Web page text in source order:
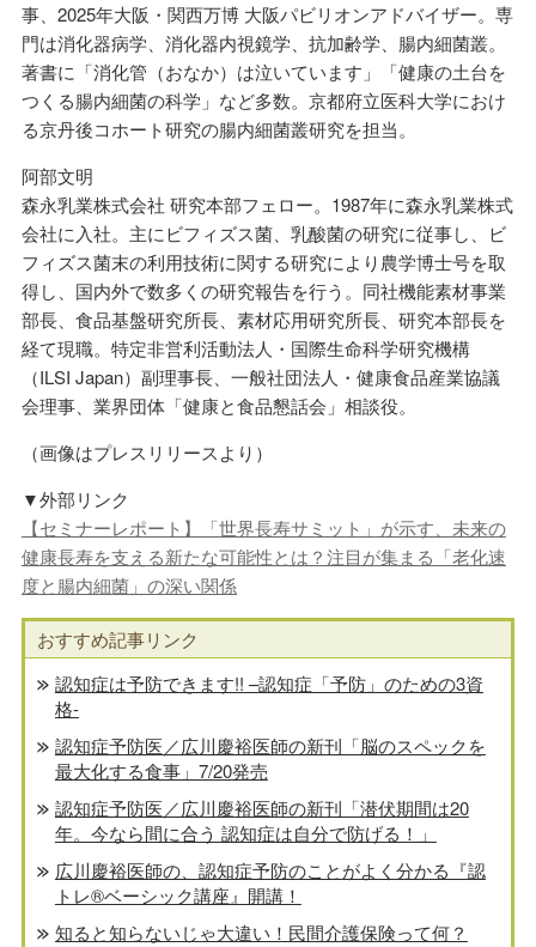
事、2025年大阪・関西万博 大阪パビリオンアドバイザー。専
門は消化器病学、消化器内視鏡学、抗加齢学、腸内細菌叢。
著書に「消化管（おなか）は泣いています」「健康の土台を
つくる腸内細菌の科学」など多数。京都府立医科大学におけ
る京丹後コホート研究の腸内細菌叢研究を担当。
阿部文明
森永乳業株式会社 研究本部フェロー。1987年に森永乳業株式
会社に入社。主にビフィズス菌、乳酸菌の研究に従事し、ビ
フィズス菌末の利用技術に関する研究により農学博士号を取
得し、国内外で数多くの研究報告を行う。同社機能素材事業
部長、食品基盤研究所長、素材応用研究所長、研究本部長を
経て現職。特定非営利活動法人・国際生命科学研究機構
（ILSI Japan）副理事長、一般社団法人・健康食品産業協議
会理事、業界団体「健康と食品懇話会」相談役。
（画像はプレスリリースより）
▼外部リンク
【セミナーレポート】「世界長寿サミット」が示す、未来の
健康長寿を支える新たな可能性とは？注目が集まる「老化速
度と腸内細菌」の深い関係
おすすめ記事リンク
認知症は予防できます!! –認知症「予防」のための3資
格-
認知症予防医／広川慶裕医師の新刊「脳のスペックを
最大化する食事」7/20発売
認知症予防医／広川慶裕医師の新刊「潜伏期間は20
年。今なら間に合う 認知症は自分で防げる！」
広川慶裕医師の、認知症予防のことがよく分かる『認
トレ®️ベーシック講座』開講！
知ると知らないじゃ大違い！民間介護保険って何？